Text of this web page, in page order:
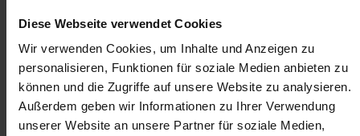
Diese Webseite verwendet Cookies
Wir verwenden Cookies, um Inhalte und Anzeigen zu
personalisieren, Funktionen für soziale Medien anbieten zu
können und die Zugriffe auf unsere Website zu analysieren.
Außerdem geben wir Informationen zu Ihrer Verwendung
unserer Website an unsere Partner für soziale Medien,
Tankreinigung in Hürth
Tankreinigung in Witten
Tankreinigung in Iserlohn
Tankreinigung in Marl
Tankreinigung in Castrop-Rauxel
Tankreinigung in Lüdenscheid